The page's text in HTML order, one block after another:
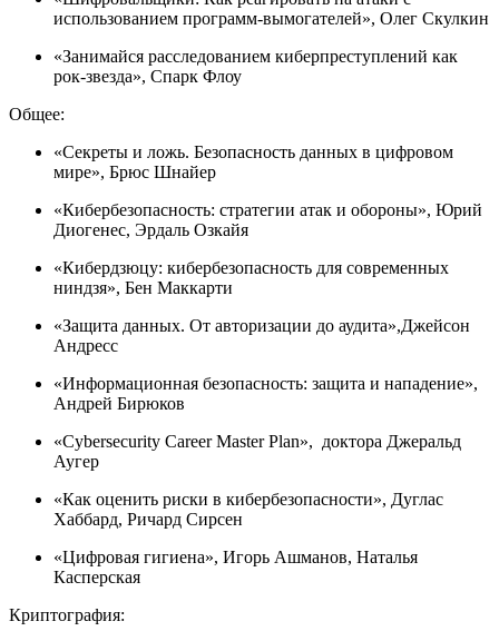
использованием программ-вымогателей», Олег Скулкин
«Занимайся расследованием киберпреступлений как
рок-звезда», Спарк Флоу
Общее:
«Секреты и ложь. Безопасность данных в цифровом
мире», Брюс Шнайер
«Кибербезопасность: стратегии атак и обороны», Юрий
Диогенес, Эрдаль Озкайя
«Кибердзюцу: кибербезопасность для современных
ниндзя», Бен Маккарти
«Защита данных. От авторизации до аудита»,Джейсон
Андресс
«Информационная безопасность: защита и нападение»,
Андрей Бирюков
«Cybersecurity Career Master Plan», доктора Джеральд
Аугер
«Как оценить риски в кибербезопасности», Дуглас
Хаббард, Ричард Сирсен
«Цифровая гигиена», Игорь Ашманов, Наталья
Касперская
Криптография: